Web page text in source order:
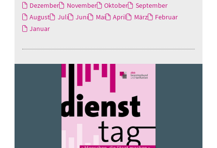
Dezember November Oktober
September
August
Juli Juni Mai April März
Februar
Januar